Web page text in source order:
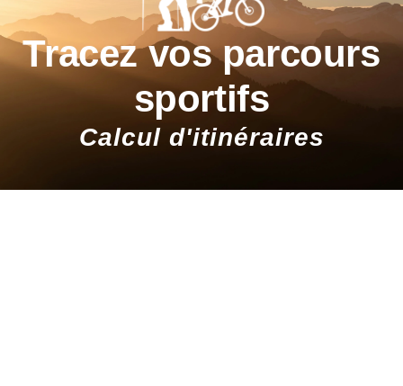
Tracez vos parcours
sportifs
Calcul d'itinéraires